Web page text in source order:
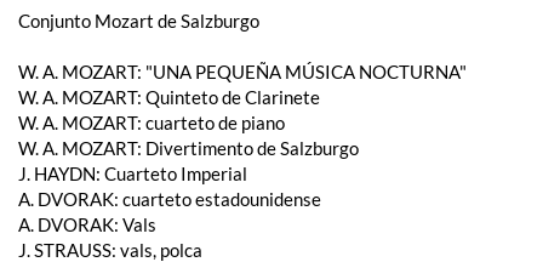
Conjunto Mozart de Salzburgo
W. A. ​​MOZART: "UNA PEQUEÑA MÚSICA NOCTURNA"
W. A. ​​MOZART: Quinteto de Clarinete
W. A. ​​MOZART: cuarteto de piano
W. A. ​​MOZART: Divertimento de Salzburgo
J. HAYDN: Cuarteto Imperial
A. DVORAK: cuarteto estadounidense
A. DVORAK: Vals
J. STRAUSS: vals, polca